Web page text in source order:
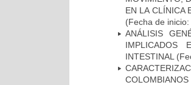
EN LA CLÍNICA
(Fecha de
ANÁLISIS
IMPLICADOS
INTESTINAL